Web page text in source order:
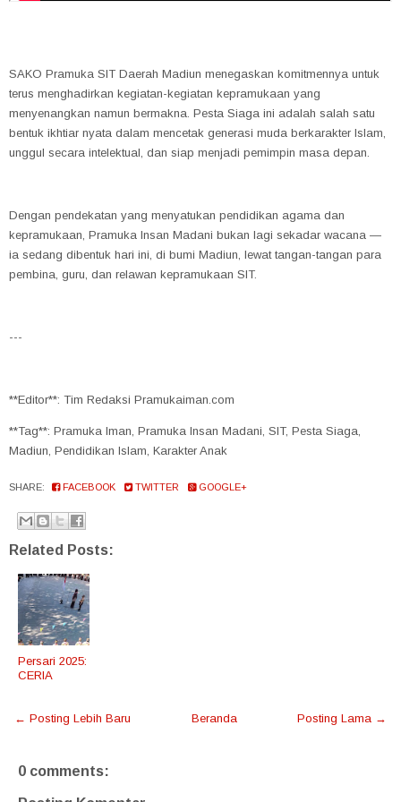
SAKO Pramuka SIT Daerah Madiun menegaskan komitmennya untuk
terus menghadirkan kegiatan-kegiatan kepramukaan yang
menyenangkan namun bermakna. Pesta Siaga ini adalah salah satu
bentuk ikhtiar nyata dalam mencetak generasi muda berkarakter Islam,
unggul secara intelektual, dan siap menjadi pemimpin masa depan.
Dengan pendekatan yang menyatukan pendidikan agama dan
kepramukaan, Pramuka Insan Madani bukan lagi sekadar wacana —
ia sedang dibentuk hari ini, di bumi Madiun, lewat tangan-tangan para
pembina, guru, dan relawan kepramukaan SIT.
---
**Editor**: Tim Redaksi Pramukaiman.com
**Tag**: Pramuka Iman, Pramuka Insan Madani, SIT, Pesta Siaga,
Madiun, Pendidikan Islam, Karakter Anak
SHARE: FACEBOOK TWITTER GOOGLE+
Related Posts:
Persari 2025:
CERIA
← Posting Lebih Baru Posting Lama →
Beranda
0 comments: